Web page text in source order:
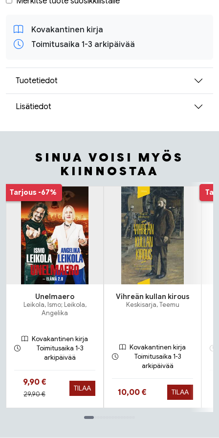
Kovakantinen kirja
Toimitusaika 1-3 arkipäivää
Tuotetiedot
Lisätiedot
SINUA VOISI MYÖS
KIINNOSTAA
Tuoteluettelon alku
Tarjous -67%
Unelmaero
Leikola, Ismo; Leikola,
Angelika
Kovakantinen kirja
Toimitusaika 1-3
arkipäivää
Hinta nyt
9,90 €
Hinta aiemmin
29,90 €
TILAA
Vihreän kullan kirous
Keskisarja, Teemu
Kovakantinen kirja
Toimitusaika 1-3
arkipäivää
Hinta nyt
10,00 € TILAA